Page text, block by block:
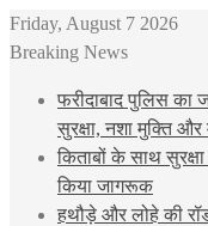
Friday, August 7 2026
Breaking News
फरीदाबाद पुलिस का
सुरक्षा, नशा मुक्ति
किताबों के साथ सुरक्षा
किया जागरूक
हथौड़े और लोहे की